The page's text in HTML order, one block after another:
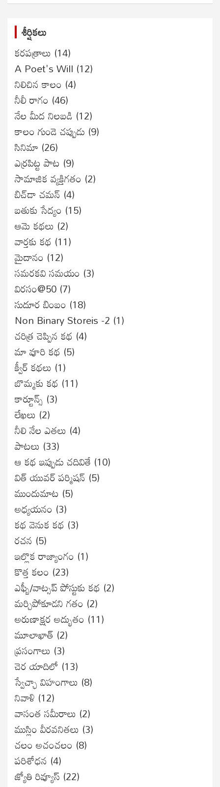
శీర్షికలు
కరపత్రాలు (14)
A Poet's Will (12)
నిలిచిన కాలం (4)
నీలీ రాగం (46)
నేల మీద నిలబడి (12)
కాలం గుండె చప్పుడు (9)
సినిమా (26)
ఎర్రపిట్ట పాట (9)
సామాజిక వ్యక్తిగతం (2)
బిచ్‌డా చమన్ (4)
బతుకు సేద్యం (15)
ఆమె కథలు (2)
వార్తకు కథ (11)
మైదానం (12)
సమరకవి సమయం (3)
విరసం@50 (7)
సుదూర బింబం (18)
Non Binary Storeis -2 (1)
చరిత్ర చెప్పిన కథ (4)
మా వూరి కథ (5)
క్వీర్ కథలు (1)
బొమ్మకు కథ (11)
కార్టూన్స్ (3)
లేఖలు (2)
నీలి నేల ఎతలు (4)
పాటలు (33)
ఆ కథ ఇప్పుడు చదివితే (10)
విత్ యువర్ పర్మిషన్ (5)
ముందుమాట (5)
అధ్యయనం (3)
కథ వెనుక కథ (3)
రచన (5)
ఇల్లొక రాజ్యాంగం (1)
కొత్త కలం (23)
ఎఫ్బీ/వాట్సప్ పోస్టుకు కథ (2)
మర్చిపోకూడని గతం (2)
అరుణాక్షర అద్భుతం (11)
మూలాఖాత్ (2)
ప్రసంగాలు (3)
చెర యాదిలో (13)
స్వేచ్ఛా విహంగాలు (8)
నివాళి (12)
వాసంత సమీరాలు (2)
ముస్లిం వీరవనితలు (3)
చలం అచంచలం (8)
ప‌రిశోధ‌న‌ (4)
జ్యోతి రివ్యూస్ (22)